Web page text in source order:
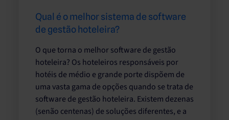
Qual é o melhor sistema de software
de gestão hoteleira?
O que torna o melhor software de gestão
hoteleira? Os hoteleiros responsáveis por
hotéis de médio e grande porte dispõem de
uma vasta gama de opções quando se trata de
software de gestão hoteleira. Existem dezenas
(senão centenas) de soluções diferentes, e a